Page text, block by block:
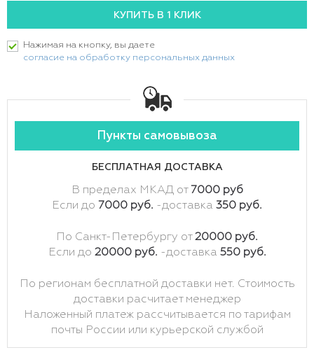
Нажимая на кнопку, вы даете
согласие на обработку персональных данных
Пункты самовывоза
БЕСПЛАТНАЯ ДОСТАВКА
В пределах МКАД от 7000 руб
Если до 7000 руб. -доставка 350 руб.
По Санкт-Петербургу от20000 руб.
Если до 20000 руб. -доставка 550 руб.
По регионам бесплатной доставки нет. Стоимость
доставки расчитает менеджер
Наложенный платеж рассчитывается по тарифам
почты России или курьерской службой